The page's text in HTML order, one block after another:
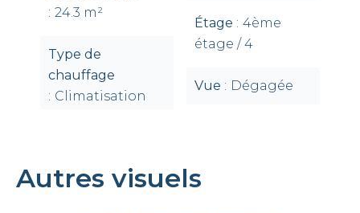
24.3 m²
Type de
chauffage
Climatisation
Étage
4ème
étage / 4
Vue Dégagée
Autres visuels